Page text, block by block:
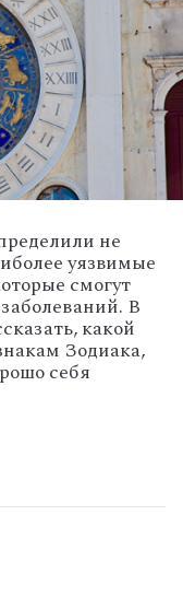
не
уязвимые
смогут
В
какой
Зодиака,
себя